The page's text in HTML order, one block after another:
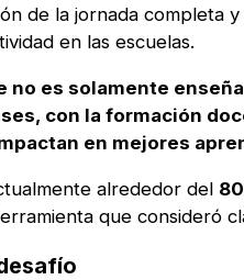
de la jornada completa
en las escuelas.
no es solamente
con la formación
en mejores
alrededor del
que consideró